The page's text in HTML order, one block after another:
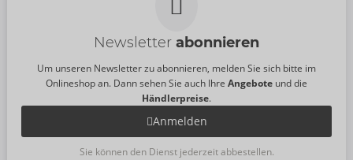
Newsletter abonnieren
Um unseren Newsletter zu abonnieren, melden Sie sich bitte im
Onlineshop an. Dann sehen Sie auch Ihre Angebote und die
Händlerpreise.
Anmelden
Sie können den Dienst jederzeit abbestellen.